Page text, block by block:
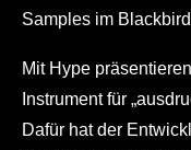
Samples im
Mit Hype
Instrument für
Dafür hat der